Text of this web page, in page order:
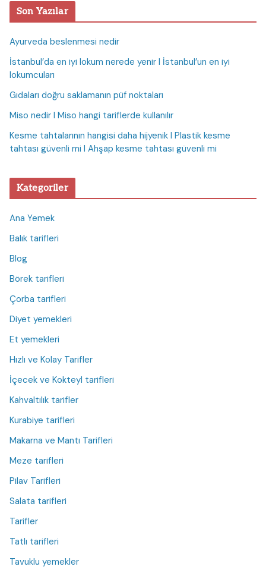
Son Yazılar
Ayurveda beslenmesi nedir
İstanbul’da en iyi lokum nerede yenir I İstanbul’un en iyi
lokumcuları
Gıdaları doğru saklamanın püf noktaları
Miso nedir I Miso hangi tariflerde kullanılır
Kesme tahtalarının hangisi daha hijyenik I Plastik kesme
tahtası güvenli mi I Ahşap kesme tahtası güvenli mi
Kategoriler
Ana Yemek
Balık tarifleri
Blog
Börek tarifleri
Çorba tarifleri
Diyet yemekleri
Et yemekleri
Hızlı ve Kolay Tarifler
İçecek ve Kokteyl tarifleri
Kahvaltılık tarifler
Kurabiye tarifleri
Makarna ve Mantı Tarifleri
Meze tarifleri
Pilav Tarifleri
Salata tarifleri
Tarifler
Tatlı tarifleri
Tavuklu yemekler